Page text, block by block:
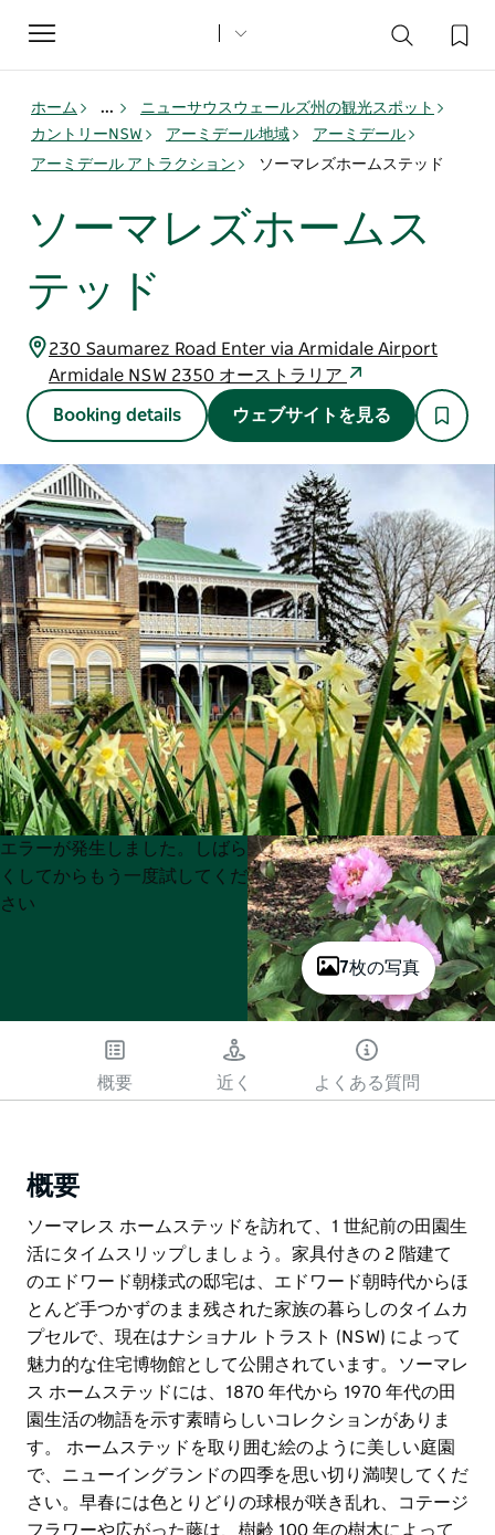
Toggle
navigation
ホーム ...
ニューサウスウェールズ州の観光スポット
カントリーNSW
アーミデール地域
アーミデール
アーミデール アトラクション
ソーマレズホームステッド
ソーマレズホームス
テッド
230 Saumarez Road Enter via Armidale Airport
Armidale NSW 2350 オーストラリア
Booking details ウェブサイトを見る
7枚の写真
Product
List
Product
List
エラーが発生しました。しばら
くしてからもう一度試してくだ
さい
概要 近く よくある質問
概要
ソーマレス ホームステッドを訪れて、1 世紀前の田園生
活にタイムスリップしましょう。家具付きの 2 階建て
のエドワード朝様式の邸宅は、エドワード朝時代からほ
とんど手つかずのまま残された家族の暮らしのタイムカ
プセルで、現在はナショナル トラスト (NSW) によって
魅力的な住宅博物館として公開されています。ソーマレ
ス ホームステッドには、1870 年代から 1970 年代の田
園生活の物語を示す素晴らしいコレクションがありま
す。 ホームステッドを取り囲む絵のように美しい庭園
で、ニューイングランドの四季を思い切り満喫してくだ
さい。早春には色とりどりの球根が咲き乱れ、コテージ
フラワーや広がった藤は、樹齢 100 年の樹木によって